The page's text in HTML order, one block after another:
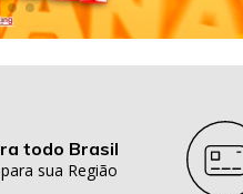
todo Brasil
sua Região